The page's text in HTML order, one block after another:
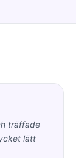
träffade
lätt